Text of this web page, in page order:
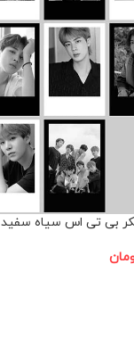
بی تی اس سیاه سفید